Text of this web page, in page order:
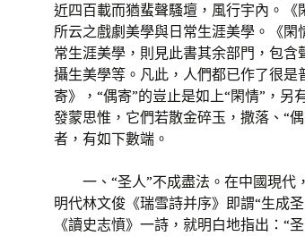
近四百載而猶蜚聲騷壇，風行宇內。《
所云之戲劇美學與日常生涯美學。《
常生涯美學，則見此書其余部門，包含
攝生美學等。凡此，人們都已作了很
寄》，“偶寄”的豈止是如上“閑情”，
發蒙思惟，它們若散金碎玉，撒落、“
者，有如下數端。
一、“圣人”不成盡法。在中國現代
明代林文俊《瑞雪詩并序》即謂“生成
《讀史志憤》一詩，就明白地指出：“